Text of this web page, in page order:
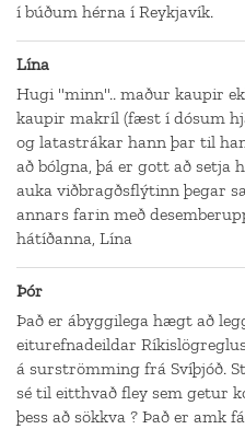
í búðum hérna í Reykjavík.
Lína
Hugi "minn".. maður kaupir
kaupir makríl (fæst í dósum
og latastrákar hann þar til
að bólgna, þá er gott að setja
auka viðbragðsflýtinn þegar
annars farin með
hátíðanna, Lína
Þór
Það er ábyggilega hægt að
eiturefnadeildar
á surströmming frá Svíþjóð.
sé til eitthvað fley sem getur
þess að sökkva ? Það er amk